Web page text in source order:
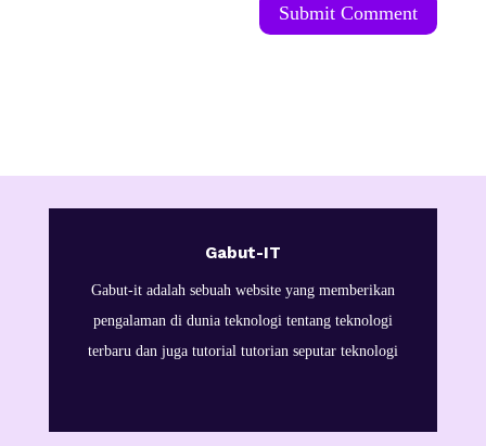
Submit Comment
Gabut-IT
Gabut-it adalah sebuah website yang memberikan
pengalaman di dunia teknologi tentang teknologi
terbaru dan juga tutorial tutorian seputar teknologi